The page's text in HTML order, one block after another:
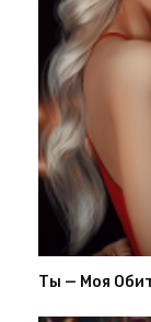
Ты — Моя